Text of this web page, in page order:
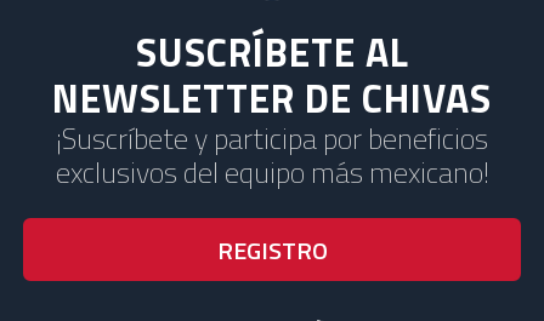
SUSCRÍBETE AL
NEWSLETTER DE CHIVAS
¡Suscríbete y participa por beneficios
exclusivos del equipo más mexicano!